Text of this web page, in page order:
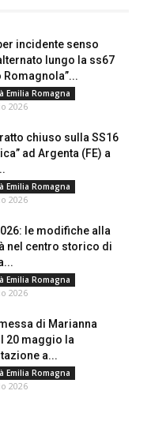
incidente senso
lungo la ss67
Romagnola”...
Emilia Romagna
2026
chiuso sulla SS16
ad Argenta (FE) a
Emilia Romagna
2026
le modifiche alla
nel centro storico di
Emilia Romagna
2026
di Marianna
20 maggio la
a...
Emilia Romagna
2026